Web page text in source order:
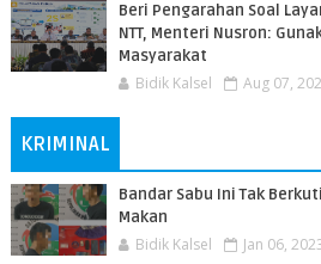
Beri Pengarahan Soal
NTT, Menteri Nusron:
Masyarakat
Bidik Kalsel Aug 07,
KRIMINAL
Bandar Sabu Ini Tak
Makan
Bidik Kalsel Jan 06,